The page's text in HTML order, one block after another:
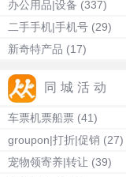
办公用品|设备 (337)
二手手机|手机号 (29)
新奇特产品 (17)
同城活动
车票机票船票 (41)
groupon|打折|促销 (27)
宠物领寄养|转让 (39)